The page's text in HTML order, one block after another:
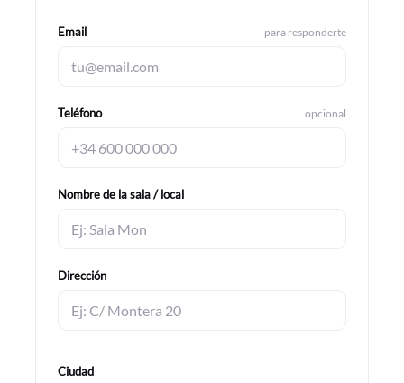
Email para responderte
Teléfono opcional
Nombre de la sala / local
Dirección
Ciudad